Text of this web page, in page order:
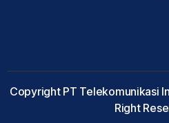
Copyright PT Telekomunikasi
Right